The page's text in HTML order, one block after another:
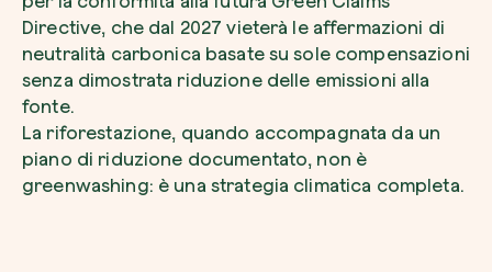
Directive, che dal 2027 vieterà le affermazioni di
neutralità carbonica basate su sole compensazioni
senza dimostrata riduzione delle emissioni alla
fonte.
La riforestazione, quando accompagnata da un
piano di riduzione documentato, non è
greenwashing: è una strategia climatica completa.